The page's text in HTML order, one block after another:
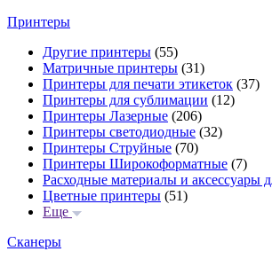
Принтеры
Другие принтеры (55)
Матричные принтеры (31)
Принтеры для печати этикеток (37)
Принтеры для сублимации (12)
Принтеры Лазерные (206)
Принтеры светодиодные (32)
Принтеры Струйные (70)
Принтеры Широкоформатные (7)
Расходные материалы и аксессуары
Цветные принтеры (51)
Еще
Сканеры